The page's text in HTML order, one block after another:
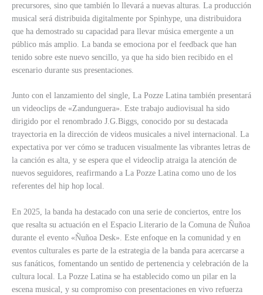
precursores, sino que también lo llevará a nuevas alturas. La producción
musical será distribuida digitalmente por Spinhype, una distribuidora
que ha demostrado su capacidad para llevar música emergente a un
público más amplio. La banda se emociona por el feedback que han
tenido sobre este nuevo sencillo, ya que ha sido bien recibido en el
escenario durante sus presentaciones.
Junto con el lanzamiento del single, La Pozze Latina también presentará
un videoclips de «Zandunguera». Este trabajo audiovisual ha sido
dirigido por el renombrado J.G.Biggs, conocido por su destacada
trayectoria en la dirección de videos musicales a nivel internacional. La
expectativa por ver cómo se traducen visualmente las vibrantes letras de
la canción es alta, y se espera que el videoclip atraiga la atención de
nuevos seguidores, reafirmando a La Pozze Latina como uno de los
referentes del hip hop local.
En 2025, la banda ha destacado con una serie de conciertos, entre los
que resalta su actuación en el Espacio Literario de la Comuna de Ñuñoa
durante el evento «Ñuñoa Desk». Este enfoque en la comunidad y en
eventos culturales es parte de la estrategia de la banda para acercarse a
sus fanáticos, fomentando un sentido de pertenencia y celebración de la
cultura local. La Pozze Latina se ha establecido como un pilar en la
escena musical, y su compromiso con presentaciones en vivo refuerza